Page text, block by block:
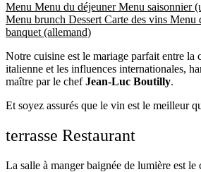
Menu Menu du déjeuner Menu saisonnier
Menu brunch Dessert Carte des vins Menu
banquet (allemand)
Notre cuisine est le mariage parfait entre la
italienne et les influences internationales,
maître par le chefJean-Luc Boutilly.
Et soyez assurés que le vin est le meilleur
terrasse Restaurant
La salle à manger baignée de lumière est